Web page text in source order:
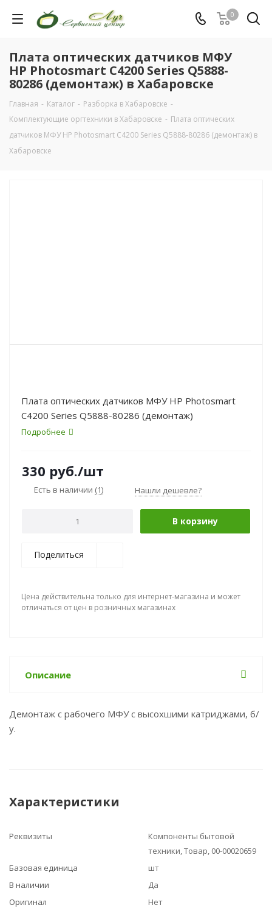
0
Плата оптических датчиков МФУ
HP Photosmart C4200 Series Q5888-
80286 (демонтаж) в Хабаровске
Главная - Каталог - Разборка в Хабаровске -
Комплектующие оргтехники в Хабаровске - Плата оптических
датчиков МФУ HP Photosmart C4200 Series Q5888-80286 (демонтаж) в
Хабаровске
Плата оптических датчиков МФУ HP Photosmart
C4200 Series Q5888-80286 (демонтаж)
Подробнее
330 руб./шт
Есть в наличии (1) Нашли дешевле?
В корзину
Поделиться
Цена действительна только для интернет-магазина и может
отличаться от цен в розничных магазинах
Описание
Демонтаж с рабочего МФУ с высохшими катриджами, б/
у.
Характеристики
Реквизиты
Компоненты бытовой
техники, Товар, 00-00020659
Базовая единица
шт
В наличии
Да
Оригинал
Нет